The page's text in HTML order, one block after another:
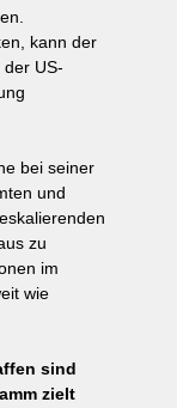
kann der
US-
bei seiner
und
zu
im
wie
sind
zielt